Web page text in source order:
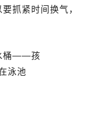
抓紧时间换气，